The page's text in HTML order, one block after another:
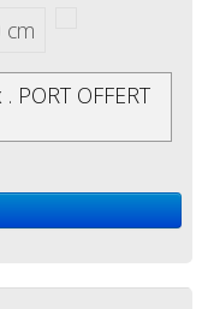
cm
OFFERT